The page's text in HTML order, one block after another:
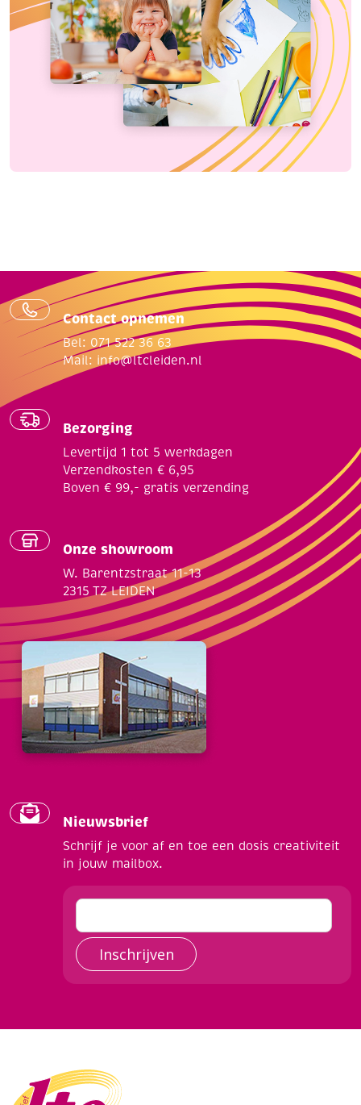
Contact opnemen
Bel: 071 522 36 63
Mail: info@ltcleiden.nl
Bezorging
Levertijd 1 tot 5 werkdagen
Verzendkosten € 6,95
Boven € 99,- gratis verzending
Onze showroom
W. Barentzstraat 11-13
2315 TZ LEIDEN
Nieuwsbrief
Schrijf je voor af en toe een dosis creativiteit
in jouw mailbox.
Inschrijven